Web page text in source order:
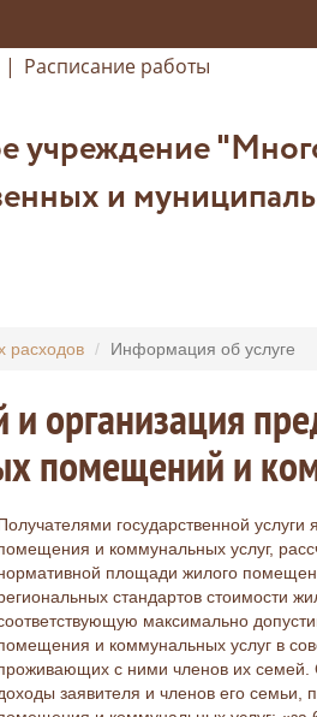
| Расписание работы
учреждение
и
расходов Информация об услуге
организация
помещений и
государственной
и коммунальных услуг,
площади жилого
стандартов стоимости
максимально
и коммунальных услуг в
с ними членов их семей.
заявителя и членов его семьи,